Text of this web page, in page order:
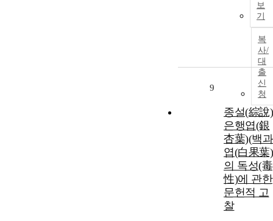
보
기
복
사/
대
출
신
청
9
종설(綜說
은행엽(銀
杏葉)(백과
엽(白果葉
의 독성(毒
性)에 관한
문헌적 고
찰